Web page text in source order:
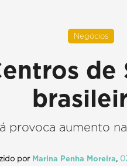
Negócios
provoca aumento
por Marina Penha Moreira,